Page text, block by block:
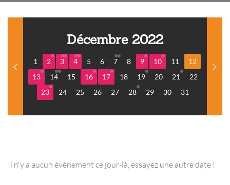
Décembre 2022
1 2 3 4 5 6 7 8 9 10 11
12
13
14 15 16 17 18 19 20 21
22
23
24 25 26 27 28 29 30 31
Il n'y a aucun évènement ce jour-là, essayez une autre date !